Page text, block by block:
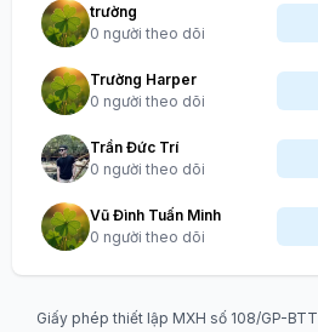
trường
0 người theo dõi
Trường Harper
0 người theo dõi
Trần Đức Trí
0 người theo dõi
Vũ Đình Tuấn Minh
0 người theo dõi
Giấy phép thiết lập MXH số 108/GP-